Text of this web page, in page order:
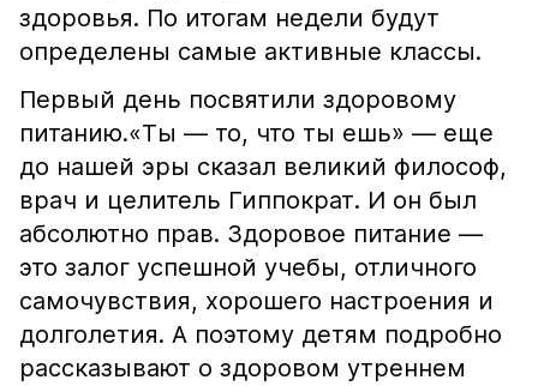
здоровья. По итогам недели будут
определены самые активные классы.
Первый день посвятили здоровому
питанию.«Ты — то, что ты ешь» — еще
до нашей эры сказал великий философ,
врач и целитель Гиппократ. И он был
абсолютно прав. Здоровое питание —
это залог успешной учебы, отличного
самочувствия, хорошего настроения и
долголетия. А поэтому детям подробно
рассказывают о здоровом утреннем